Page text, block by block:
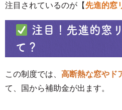
注目されているのが【 先進的窓
注目！先進的窓
て？
この制度では、 高断熱な窓やド
て、国から補助金が出ます。